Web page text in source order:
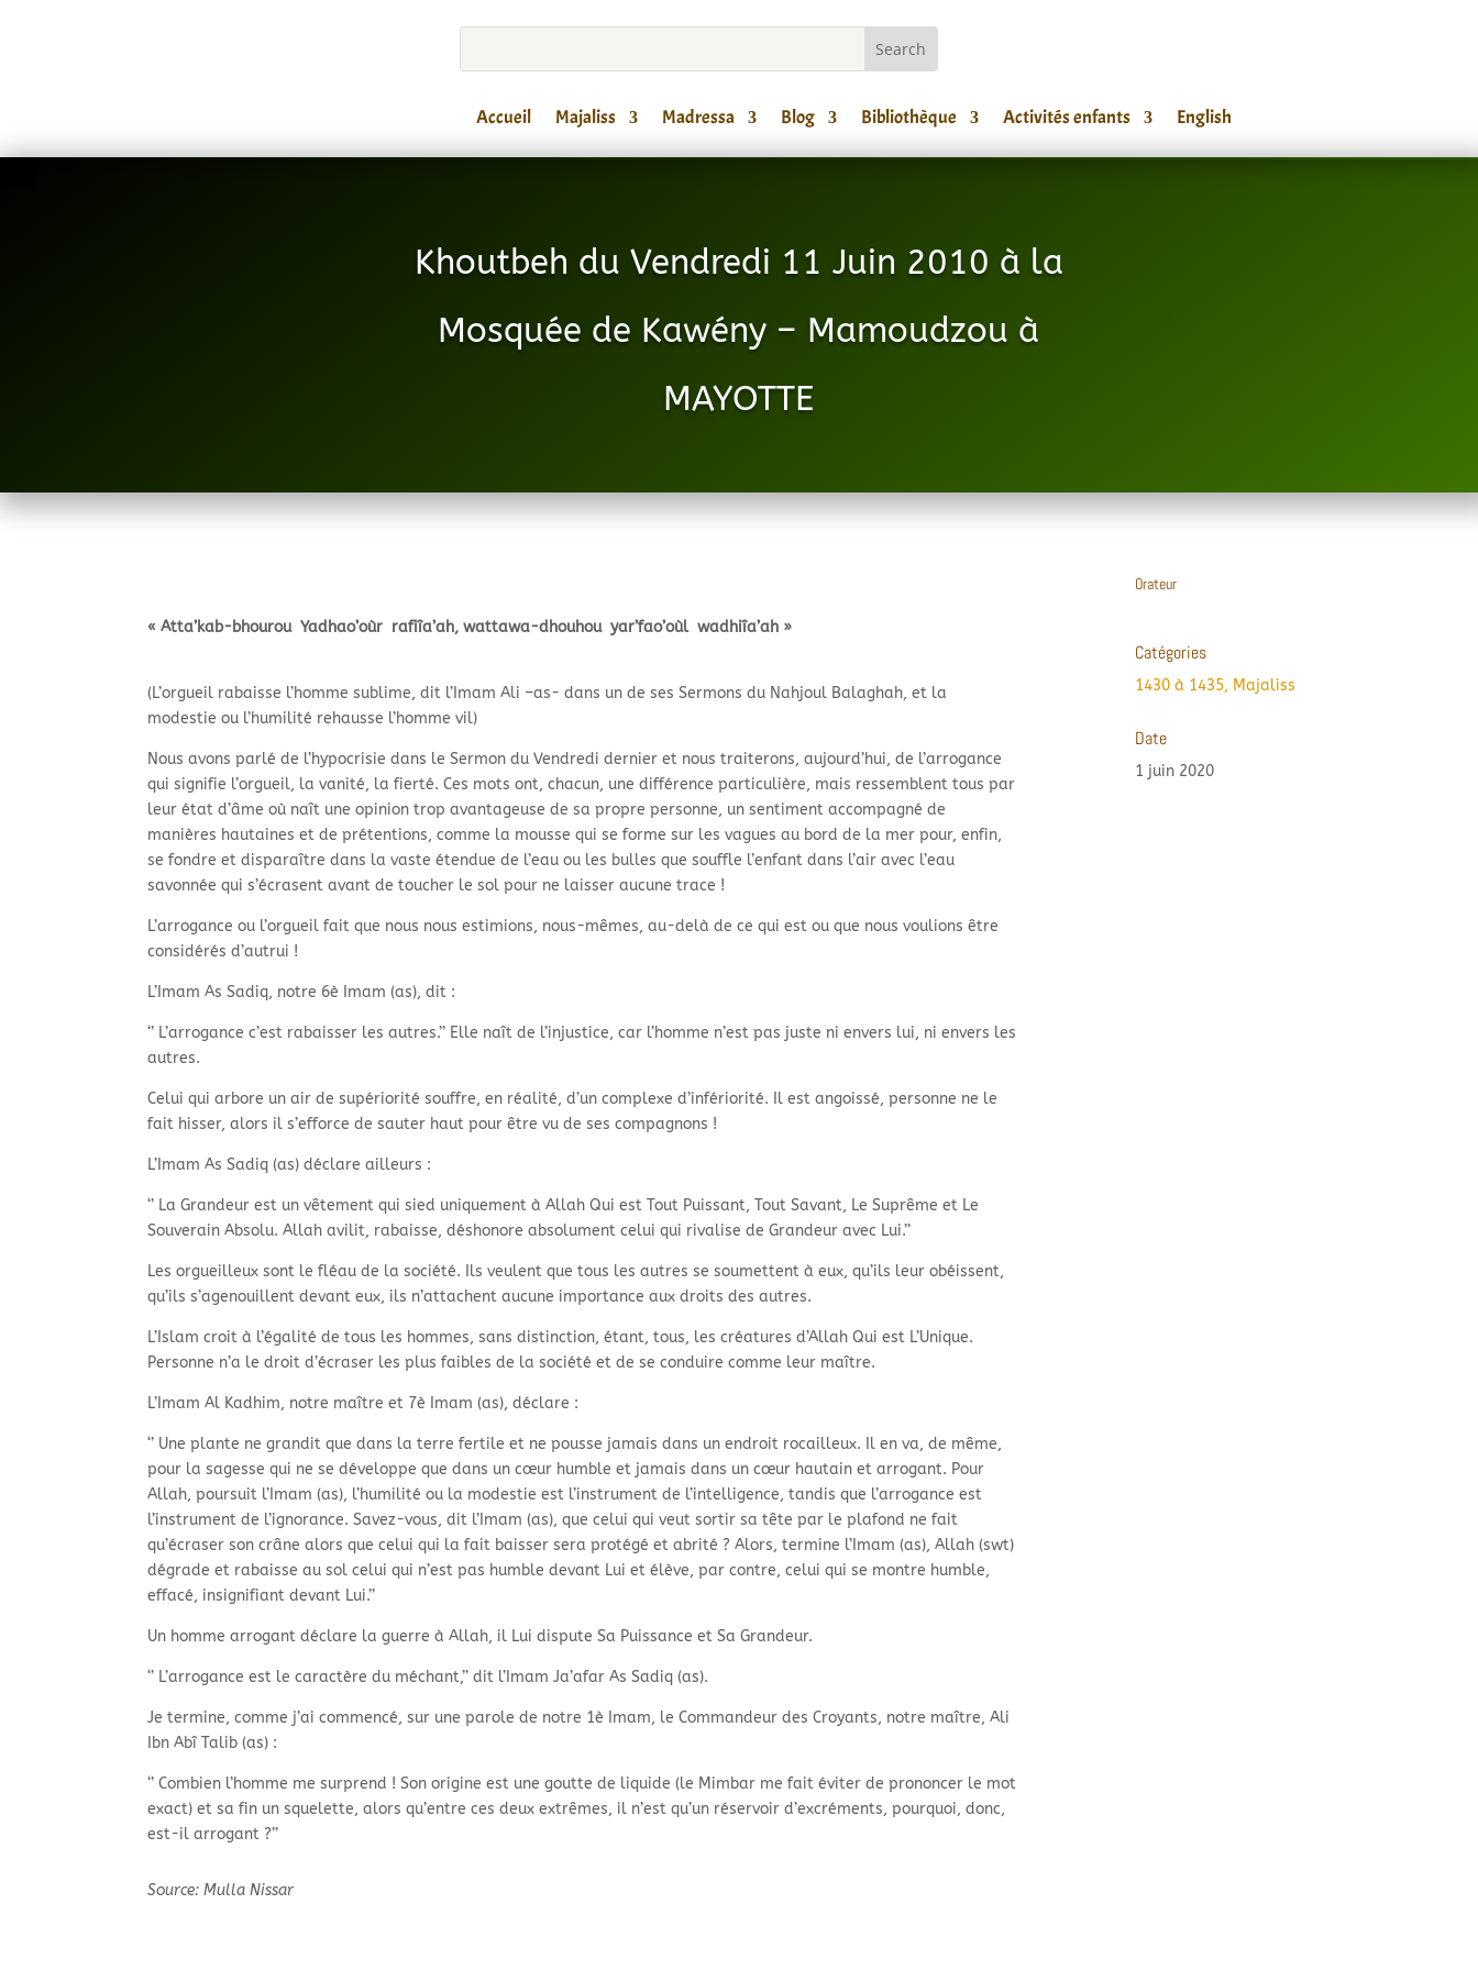
Accueil Majaliss Madressa Blog Bibliothèque Activités enfants English
Khoutbeh du Vendredi 11 Juin 2010 à la
Mosquée de Kawény – Mamoudzou à
MAYOTTE
« Atta’kab-bhourou Yadhao’oùr rafiîa’ah, wattawa-dhouhou yar’fao’oùl wadhiîa’ah »
(L’orgueil rabaisse l’homme sublime, dit l’Imam Ali –as- dans un de ses Sermons du Nahjoul Balaghah, et la
modestie ou l’humilité rehausse l’homme vil)
Nous avons parlé de l’hypocrisie dans le Sermon du Vendredi dernier et nous traiterons, aujourd’hui, de l’arrogance
qui signifie l’orgueil, la vanité, la fierté. Ces mots ont, chacun, une différence particulière, mais ressemblent tous par
leur état d’âme où naît une opinion trop avantageuse de sa propre personne, un sentiment accompagné de
manières hautaines et de prétentions, comme la mousse qui se forme sur les vagues au bord de la mer pour, enfin,
se fondre et disparaître dans la vaste étendue de l’eau ou les bulles que souffle l’enfant dans l’air avec l’eau
savonnée qui s’écrasent avant de toucher le sol pour ne laisser aucune trace !
L’arrogance ou l’orgueil fait que nous nous estimions, nous-mêmes, au-delà de ce qui est ou que nous voulions être
considérés d’autrui !
L’Imam As Sadiq, notre 6è Imam (as), dit :
‘’ L’arrogance c’est rabaisser les autres.’’ Elle naît de l’injustice, car l’homme n’est pas juste ni envers lui, ni envers les
autres.
Celui qui arbore un air de supériorité souffre, en réalité, d’un complexe d’infériorité. Il est angoissé, personne ne le
fait hisser, alors il s’efforce de sauter haut pour être vu de ses compagnons !
L’Imam As Sadiq (as) déclare ailleurs :
‘’ La Grandeur est un vêtement qui sied uniquement à Allah Qui est Tout Puissant, Tout Savant, Le Suprême et Le
Souverain Absolu. Allah avilit, rabaisse, déshonore absolument celui qui rivalise de Grandeur avec Lui.’’
Les orgueilleux sont le fléau de la société. Ils veulent que tous les autres se soumettent à eux, qu’ils leur obéissent,
qu’ils s’agenouillent devant eux, ils n’attachent aucune importance aux droits des autres.
L’Islam croit à l’égalité de tous les hommes, sans distinction, étant, tous, les créatures d’Allah Qui est L’Unique.
Personne n’a le droit d’écraser les plus faibles de la société et de se conduire comme leur maître.
L’Imam Al Kadhim, notre maître et 7è Imam (as), déclare :
‘’ Une plante ne grandit que dans la terre fertile et ne pousse jamais dans un endroit rocailleux. Il en va, de même,
pour la sagesse qui ne se développe que dans un cœur humble et jamais dans un cœur hautain et arrogant. Pour
Allah, poursuit l’Imam (as), l’humilité ou la modestie est l’instrument de l’intelligence, tandis que l’arrogance est
l’instrument de l’ignorance. Savez-vous, dit l’Imam (as), que celui qui veut sortir sa tête par le plafond ne fait
qu’écraser son crâne alors que celui qui la fait baisser sera protégé et abrité ? Alors, termine l’Imam (as), Allah (swt)
dégrade et rabaisse au sol celui qui n’est pas humble devant Lui et élève, par contre, celui qui se montre humble,
effacé, insignifiant devant Lui.’’
Un homme arrogant déclare la guerre à Allah, il Lui dispute Sa Puissance et Sa Grandeur.
‘’ L’arrogance est le caractère du méchant,’’ dit l’Imam Ja’afar As Sadiq (as).
Je termine, comme j’ai commencé, sur une parole de notre 1è Imam, le Commandeur des Croyants, notre maître, Ali
Ibn Abî Talib (as) :
‘’ Combien l’homme me surprend ! Son origine est une goutte de liquide (le Mimbar me fait éviter de prononcer le mot
exact) et sa fin un squelette, alors qu’entre ces deux extrêmes, il n’est qu’un réservoir d’excréments, pourquoi, donc,
est-il arrogant ?’’
Source: Mulla Nissar
Orateur
Catégories
1430 à 1435, Majaliss
Date
1 juin 2020